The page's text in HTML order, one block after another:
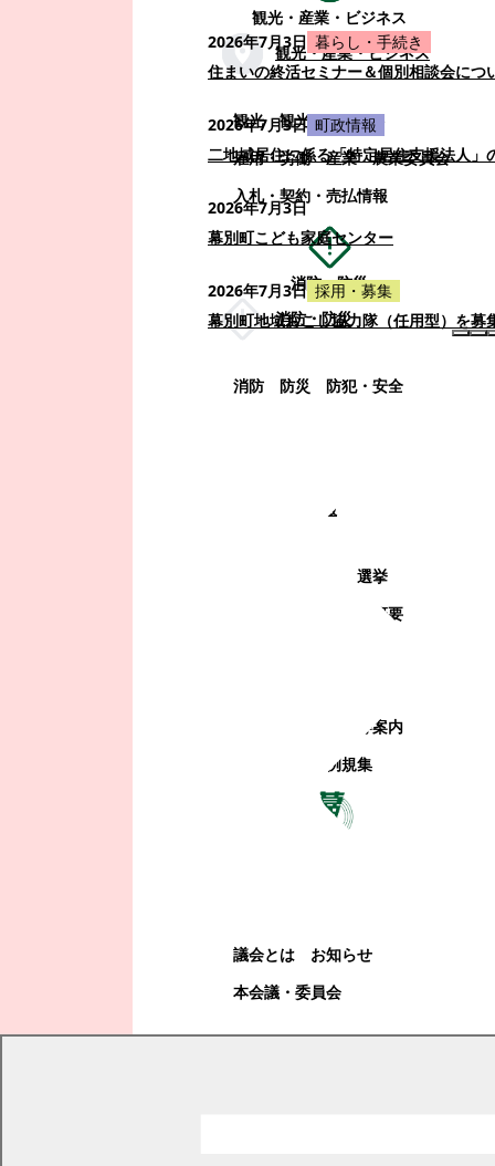
観光・産業・ビジネス
観光・産業・ビジネス
観光
観光・イベント
雇用・労働
産業
農業委員会
入札・契約・売払情報
消防・防災
消防・防災
消防 防災 防犯・安全
町政情報
選挙
町の概要
観光地・公共施設等案内
電子掲示場・例規集
議会とは
お知らせ
本会議・委員会
2026年7月3日 暮らし・手続き
住まいの終活セミナー＆個別相談会につ
2026年7月3日 町政情報
二地域居住に係る「特定居住支援法人」
2026年7月3日
幕別町こども家庭センター
2026年7月3日 採用・募集
幕別町地域おこし協力隊（任用型）を募